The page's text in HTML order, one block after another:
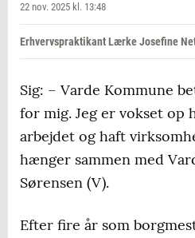
22 nov. 2025 kl. 13:48
Erhvervspraktikant Lærke Josefine
Sig: – Varde Kommune
for mig. Jeg er vokset op
arbejdet og haft
hænger sammen med
Sørensen (V).
Efter fire år som